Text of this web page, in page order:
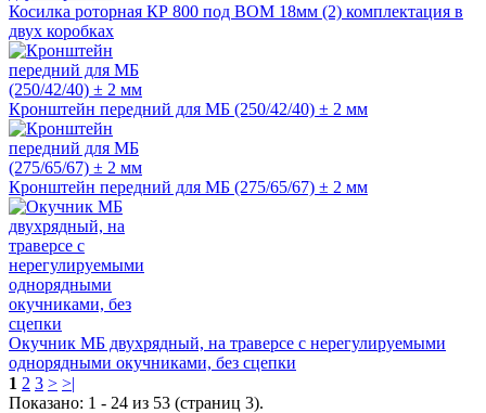
Косилка роторная КР 800 под ВОМ 18мм (2) комплектация в
двух коробках
Кронштейн передний для МБ (250/42/40) ± 2 мм
Кронштейн передний для МБ (275/65/67) ± 2 мм
Окучник МБ двухрядный, на траверсе с нерегулируемыми
однорядными окучниками, без сцепки
1 2 3 > >|
Показано: 1 - 24 из 53 (страниц 3).